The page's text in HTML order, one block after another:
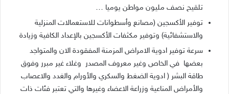
تلقيح نصف مليون مواطن يوميا …
توفير الأكسجين (مصانع وأسطوانات للاستعمالات المنزلية
والاستشفائية) وتوفير مكثفات الأكسجين بالإعداد الكافية وزيادة
سرعة توفير ادوية الامراض المزمنة المفقودة الان والمتواجد
بعضها في الخاص وغير معروف المصدر
وغلاء غير مبرر وفوق
طاقة البشر ( ادوية الضغط والسكري والأورام والغدد والاعصاب
والأمراض المناعية وزراعة الاعضاء وغيرها والتي تعتبر فئات ذات